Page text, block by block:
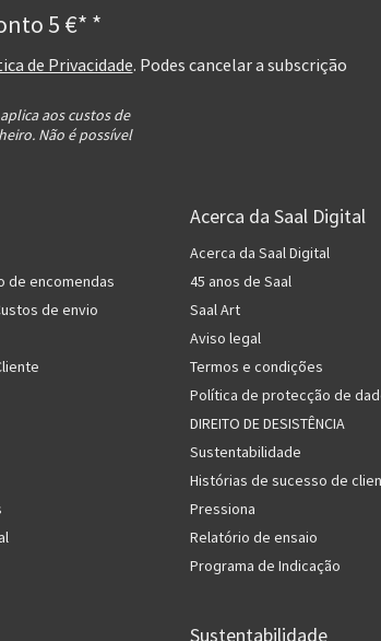
5 €* *
de Privacidade. Podes cancelar a subscrição
aos custos de
Não é possível
de encomendas
de envio
Acerca da Saal Digital
Acerca da Saal Digital
45 anos de Saal
Saal Art
Aviso legal
Termos e condições
Política de protecção de
DIREITO DE DESISTÊNCIA
Sustentabilidade
Histórias de sucesso de
Pressiona
Relatório de ensaio
Programa de Indicação